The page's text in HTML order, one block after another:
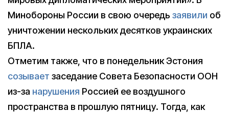
Минобороны России в свою очередь заявили об
уничтожении нескольких десятков украинских
БПЛА.
Отметим также, что в понедельник Эстония
созывает заседание Совета Безопасности ООН
из-за нарушения Россией ее воздушного
пространства в прошлую пятницу. Тогда, как